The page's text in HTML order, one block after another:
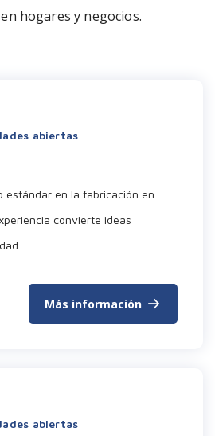
hogares y negocios.
abiertas
estándar en la fabricación en
convierte ideas
Más información
abiertas